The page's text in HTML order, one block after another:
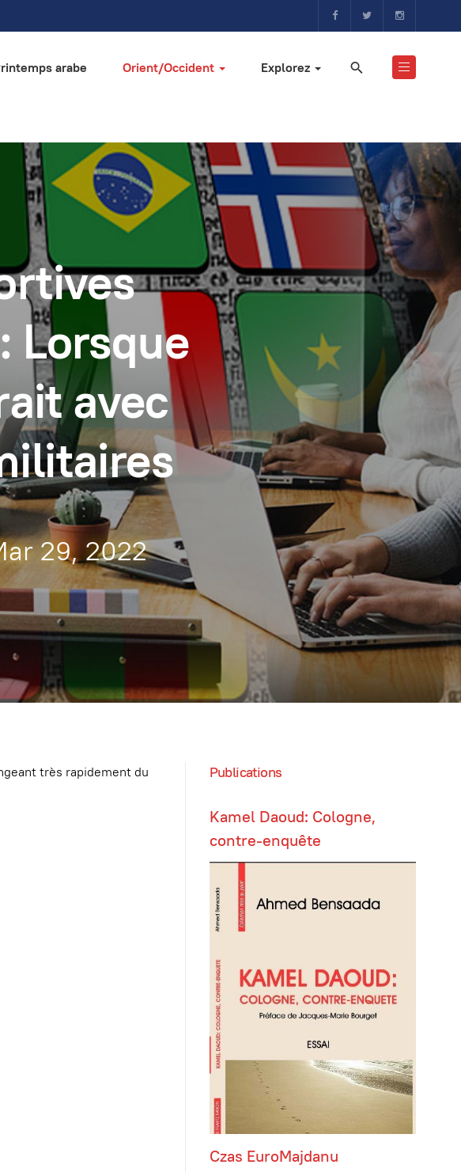
arabe Orient/Occident Explorez
Lorsque
avec
29, 2022
très rapidement du
Publications
Kamel Daoud: Cologne,
contre-enquête
Czas EuroMajdanu